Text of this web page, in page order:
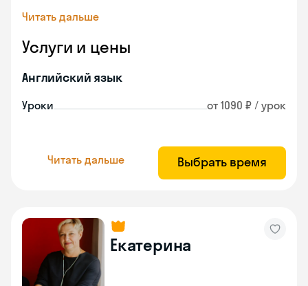
Читать дальше
Услуги и цены
Английский язык
Уроки от 1090 ₽ / урок
Читать дальше Выбрать время
Екатерина